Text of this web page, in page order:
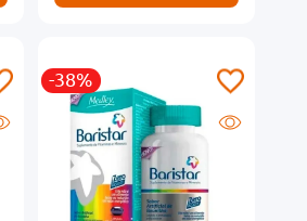
-38%